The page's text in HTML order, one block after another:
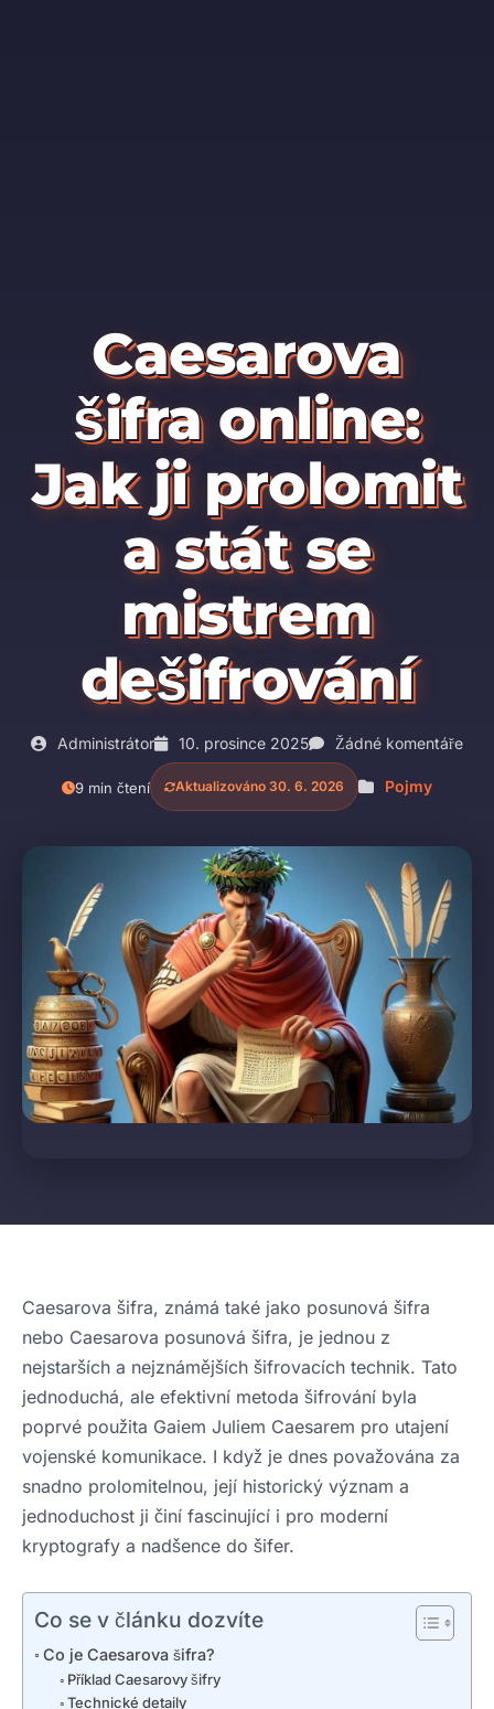
Caesarova
šifra online:
Jak ji prolomit
a stát se
mistrem
dešifrování
Administrátor 10. prosince 2025 Žádné komentáře
9 min čtení Aktualizováno 30. 6. 2026 Pojmy
Caesarova šifra, známá také jako posunová šifra
nebo Caesarova posunová šifra, je jednou z
nejstarších a nejznámějších šifrovacích technik. Tato
jednoduchá, ale efektivní metoda šifrování byla
poprvé použita Gaiem Juliem Caesarem pro utajení
vojenské komunikace. I když je dnes považována za
snadno prolomitelnou, její historický význam a
jednoduchost ji činí fascinující i pro moderní
kryptografy a nadšence do šifer.
Co se v článku dozvíte
Co je Caesarova šifra?
Příklad Caesarovy šifry
Technické detaily